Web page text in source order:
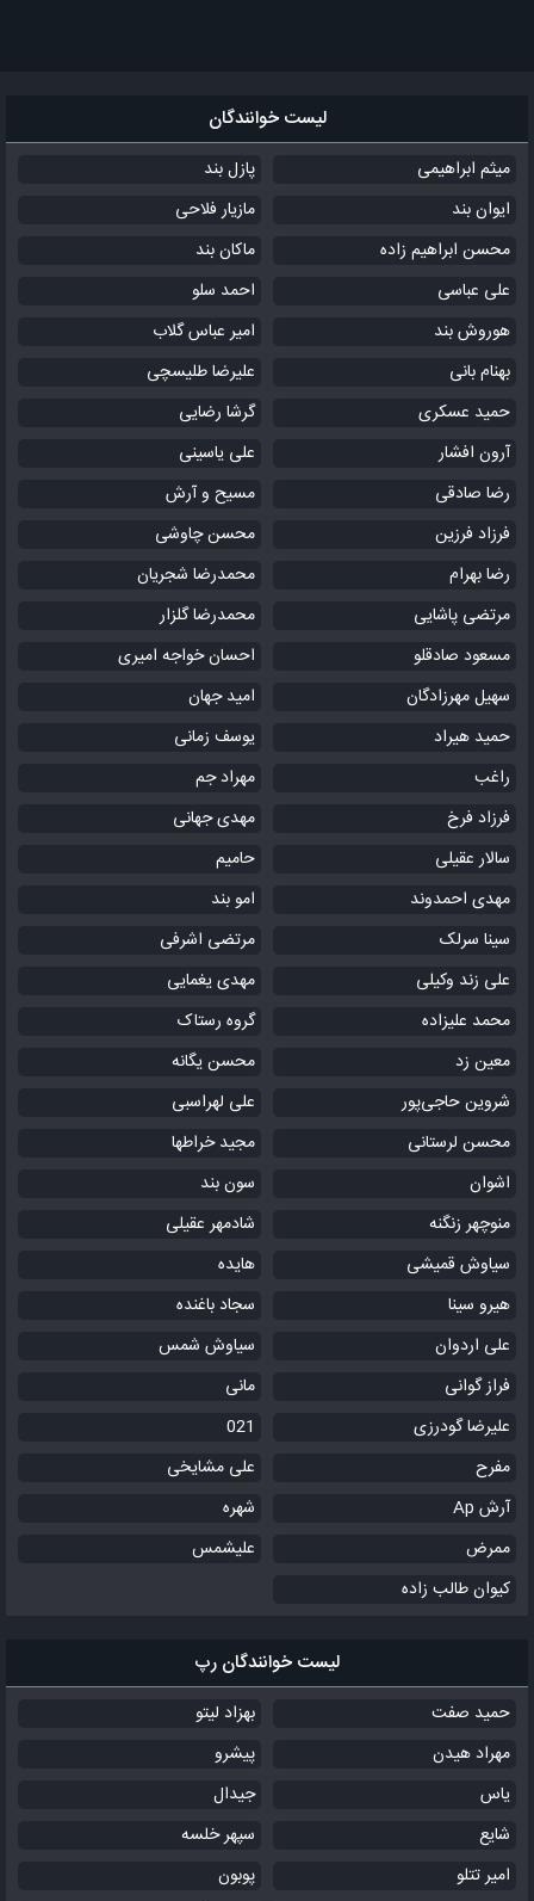
لیست خوانندگان
میثم ابراهیمی
پازل بند
ایوان بند
مازیار فلاحی
محسن ابراهیم زاده
ماکان بند
علی عباسی
احمد سلو
هوروش بند
امیر عباس گلاب
بهنام بانی
علیرضا طلیسچی
حمید عسکری
گرشا رضایی
آرون افشار
علی یاسینی
رضا صادقی
مسیح و آرش
فرزاد فرزین
محسن چاوشی
رضا بهرام
محمدرضا شجریان
مرتضی پاشایی
محمدرضا گلزار
مسعود صادقلو
احسان خواجه امیری
سهیل مهرزادگان
امید جهان
حمید هیراد
یوسف زمانی
راغب
مهراد جم
فرزاد فرخ
مهدی جهانی
سالار عقیلی
حامیم
مهدی احمدوند
امو بند
سینا سرلک
مرتضی اشرفی
علی زند وکیلی
مهدی یغمایی
محمد علیزاده
گروه رستاک
معین زد
محسن یگانه
شروین حاجی‌پور
علی لهراسبی
محسن لرستانی
مجید خراطها
اشوان
سون بند
منوچهر زنگنه
شادمهر عقیلی
سیاوش قمیشی
هایده
هیرو سینا
سجاد باغنده
علی اردوان
سیاوش شمس
فراز گوانی
مانی
علیرضا گودرزی
021
مفرح
علی مشایخی
آرش Ap
شهره
ممرض
علیشمس
کیوان طالب زاده
لیست خوانندگان رپ
حمید صفت
بهزاد لیتو
مهراد هیدن
پیشرو
یاس
جیدال
شایع
سپهر خلسه
امیر تتلو
پوبون